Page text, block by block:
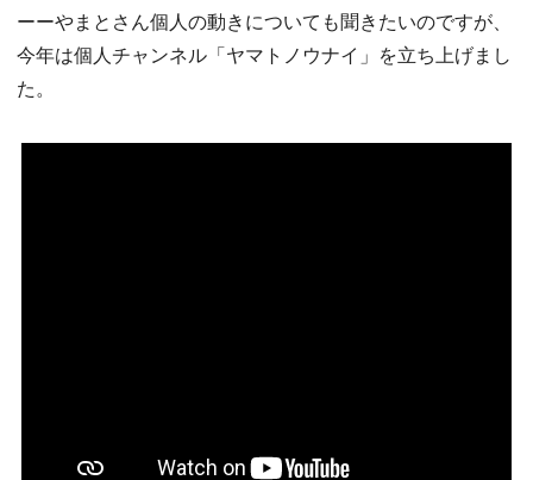
ーーやまとさん個人の動きについても聞きたいのですが、
今年は個人チャンネル「ヤマトノウナイ」を立ち上げまし
た。